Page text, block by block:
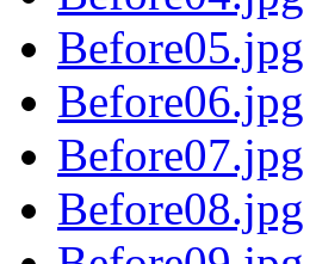
Before05.jpg
Before06.jpg
Before07.jpg
Before08.jpg